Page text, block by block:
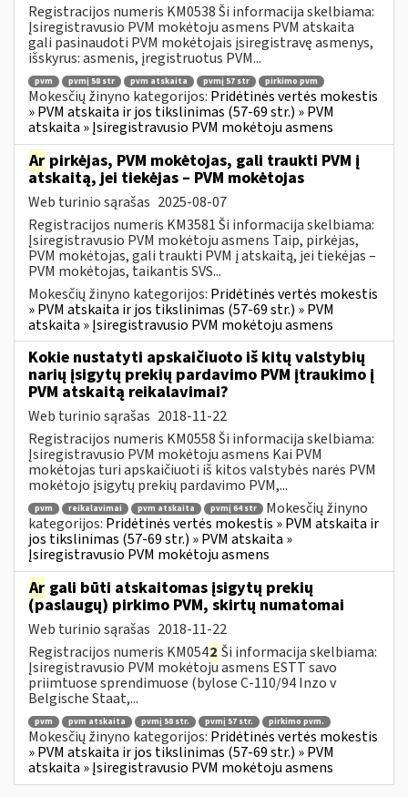
Registracijos numeris KM0538 Ši informacija skelbiama:
Įsiregistravusio PVM mokėtoju asmens PVM atskaita
gali pasinaudoti PVM mokėtojais įsiregistravę asmenys,
išskyrus: asmenis, įregistruotus PVM...
pvm pvmį 58 str pvm atskaita pvmį 57 str pirkimo pvm
Mokesčių žinyno kategorijos: Pridėtinės vertės mokestis
» PVM atskaita ir jos tikslinimas (57-69 str.) » PVM
atskaita » Įsiregistravusio PVM mokėtoju asmens
Ar pirkėjas, PVM mokėtojas, gali traukti PVM į
atskaitą, jei tiekėjas – PVM mokėtojas
Web turinio sąrašas 2025-08-07
Registracijos numeris KM3581 Ši informacija skelbiama:
Įsiregistravusio PVM mokėtoju asmens Taip, pirkėjas,
PVM mokėtojas, gali traukti PVM į atskaitą, jei tiekėjas –
PVM mokėtojas, taikantis SVS...
Mokesčių žinyno kategorijos: Pridėtinės vertės mokestis
» PVM atskaita ir jos tikslinimas (57-69 str.) » PVM
atskaita » Įsiregistravusio PVM mokėtoju asmens
Kokie nustatyti apskaičiuoto iš kitų valstybių
narių įsigytų prekių pardavimo PVM įtraukimo į
PVM atskaitą reikalavimai?
Web turinio sąrašas 2018-11-22
Registracijos numeris KM0558 Ši informacija skelbiama:
Įsiregistravusio PVM mokėtoju asmens Kai PVM
mokėtojas turi apskaičiuoti iš kitos valstybės narės PVM
mokėtojo įsigytų prekių pardavimo PVM,...
pvm reikalavimai pvm atskaita pvmį 64 str
Mokesčių žinyno
kategorijos: Pridėtinės vertės mokestis » PVM atskaita ir
jos tikslinimas (57-69 str.) » PVM atskaita »
Įsiregistravusio PVM mokėtoju asmens
Ar gali būti atskaitomas įsigytų prekių
(paslaugų) pirkimo PVM, skirtų numatomai
Web turinio sąrašas 2018-11-22
Registracijos numeris KM0542 Ši informacija skelbiama:
Įsiregistravusio PVM mokėtoju asmens ESTT savo
priimtuose sprendimuose (bylose C-110/94 Inzo v
Belgische Staat,...
pvm pvm atskaita pvmį 58 str. pvmį 57 str. pirkimo pvm.
Mokesčių žinyno kategorijos: Pridėtinės vertės mokestis
» PVM atskaita ir jos tikslinimas (57-69 str.) » PVM
atskaita » Įsiregistravusio PVM mokėtoju asmens